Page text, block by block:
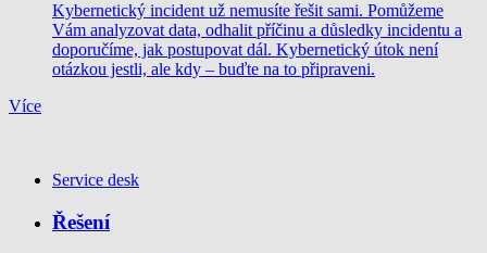
Kybernetický incident už nemusíte řešit sami. Pomůžeme
Vám analyzovat data, odhalit příčinu a důsledky incidentu a
doporučíme, jak postupovat dál. Kybernetický útok není
otázkou jestli, ale kdy – buďte na to připraveni.
Více
Service desk
Řešení